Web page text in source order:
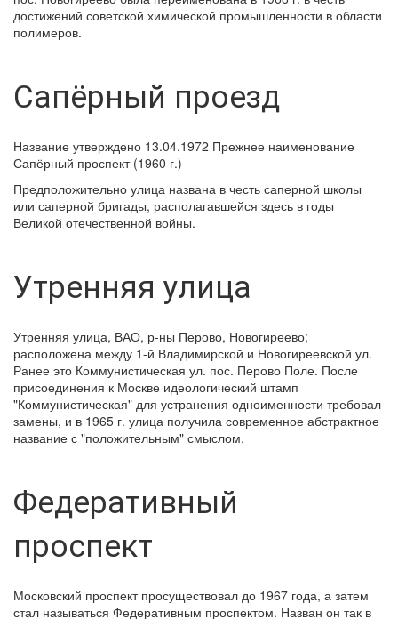
достижений советской химической промышленности в области
полимеров.
Сапёрный проезд
Название утверждено 13.04.1972 Прежнее наименование
Сапёрный проспект (1960 г.)
Предположительно улица названа в честь саперной школы
или саперной бригады, располагавшейся здесь в годы
Великой отечественной войны.
Утренняя улица
Утренняя улица, ВАО, р-ны Перово, Новогиреево;
расположена между 1-й Владимирской и Новогиреевской ул.
Ранее это Коммунистическая ул. пос. Перово Поле. После
присоединения к Москве идеологический штамп
"Коммунистическая" для устранения одноименности требовал
замены, и в 1965 г. улица получила современное абстрактное
название с "положительным" смыслом.
Федеративный
проспект
Московский проспект просуществовал до 1967 года, а затем
стал называться Федеративным проспектом. Назван он так в